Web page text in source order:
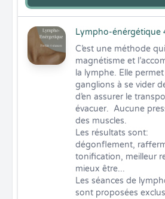
Lympho-énérgétique
C’est une méthode
magnétisme et
la lymphe. Elle permet
ganglions à se vider
d’en assurer le
évacuer.  Aucune
des muscles.
Les résultats sont:
dégonflement,
tonification, meilleur
mieux être...
Les séances de
sont proposées